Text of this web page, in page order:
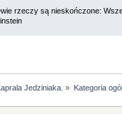
rzeczy są nieskończone:
Jedziniaka. » Kategoria